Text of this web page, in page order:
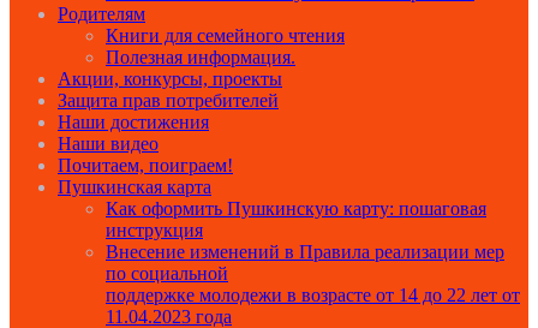
Родителям
Книги для семейного чтения
Полезная информация.
Акции, конкурсы, проекты
Защита прав потребителей
Наши достижения
Наши видео
Почитаем, поиграем!
Пушкинская карта
Как оформить Пушкинскую карту: пошаговая
инструкция
Внесение изменений в Правила реализации мер
по социальной
поддержке молодежи в возрасте от 14 до 22 лет от
11.04.2023 года